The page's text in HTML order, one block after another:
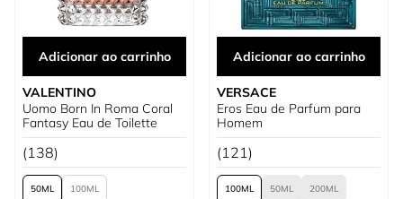
Adicionar ao carrinho
VALENTINO
Uomo Born In Roma Coral
Fantasy Eau de Toilette
(138)
50 100
Adicionar ao carrinho
VERSACE
Eros Eau de Parfum para
Homem
(121)
50
100 200